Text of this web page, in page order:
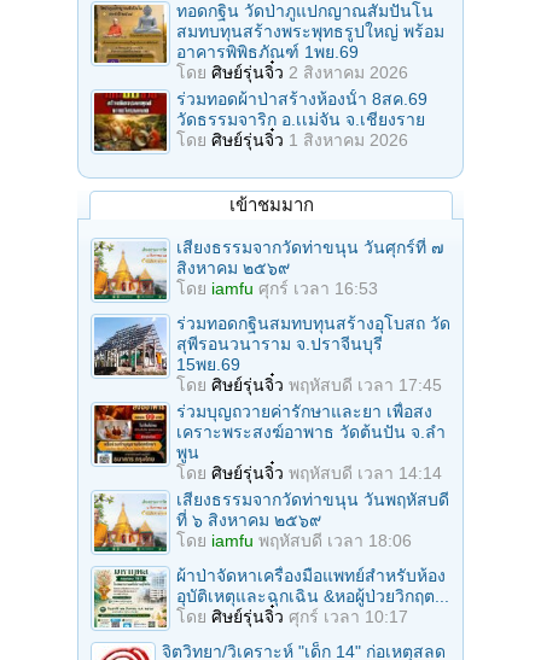
ทอดกฐิน วัดป่าภูแปกญาณสัมปันโน
สมทบทุนสร้างพระพุทธรูปใหญ่ พร้อม
อาคารพิพิธภัณฑ์ 1พย.69
โดย ศิษย์รุ่นจิ๋ว 2 สิงหาคม 2026
ร่วมทอดผ้าป่าสร้างห้องนั้า 8สค.69
วัดธรรมจาริก อ.เเม่จัน จ.เชียงราย
โดย ศิษย์รุ่นจิ๋ว 1 สิงหาคม 2026
เข้าชมมาก
เสียงธรรมจากวัดท่าขนุน วันศุกร์ที่ ๗
สิงหาคม ๒๕๖๙
โดย iamfu ศุกร์ เวลา 16:53
ร่วมทอดกฐินสมทบทุนสร้างอุโบสถ วัด
สุพีรอนวนาราม จ.ปราจีนบุรี
15พย.69
โดย ศิษย์รุ่นจิ๋ว พฤหัสบดี เวลา 17:45
ร่วมบุญถวายค่ารักษาและยา เพื่อสง
เคราะพระสงฆ์อาพาธ วัดต้นปัน จ.ลํา
พูน
โดย ศิษย์รุ่นจิ๋ว พฤหัสบดี เวลา 14:14
เสียงธรรมจากวัดท่าขนุน วันพฤหัสบดี
ที่ ๖ สิงหาคม ๒๕๖๙
โดย iamfu พฤหัสบดี เวลา 18:06
ผ้าป่าจัดหาเครื่องมือแพทย์สำหรับห้อง
อุบัติเหตุและฉุกเฉิน &หอผู้ป่วยวิกฤต...
โดย ศิษย์รุ่นจิ๋ว ศุกร์ เวลา 10:17
จิตวิทยา/วิเคราะห์ "เด็ก 14" ก่อเหตุสลด